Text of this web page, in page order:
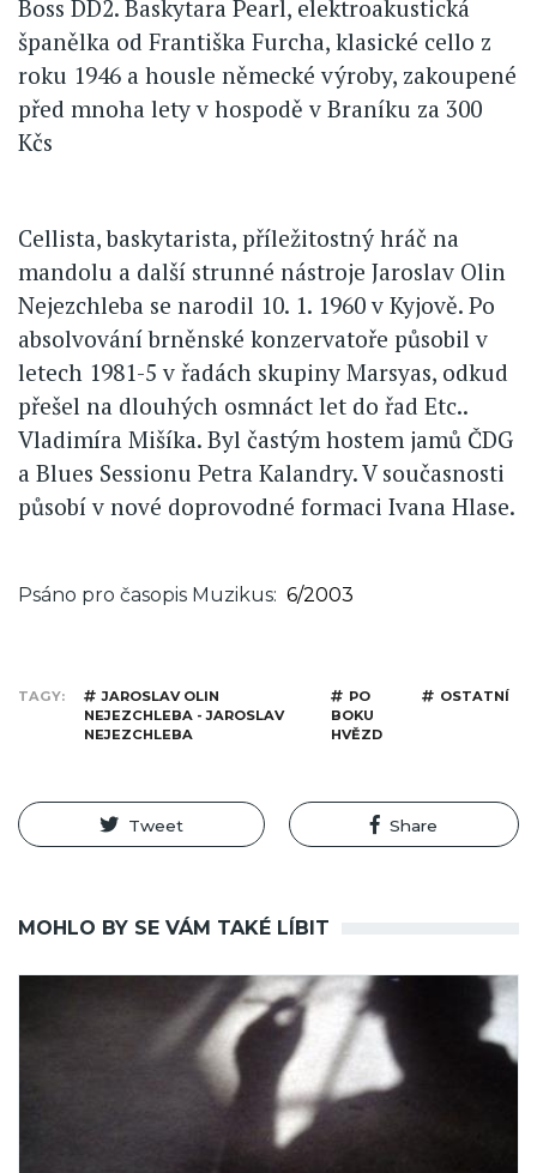
Boss DD2. Baskytara Pearl, elektroakustická
španělka od Františka Furcha, klasické cello z
roku 1946 a housle německé výroby, zakoupené
před mnoha lety v hospodě v Braníku za 300
Kčs
Cellista, baskytarista, příležitostný hráč na
mandolu a další strunné nástroje Jaroslav Olin
Nejezchleba se narodil 10. 1. 1960 v Kyjově. Po
absolvování brněnské konzervatoře působil v
letech 1981-5 v řadách skupiny Marsyas, odkud
přešel na dlouhých osmnáct let do řad Etc..
Vladimíra Mišíka. Byl častým hostem jamů ČDG
a Blues Sessionu Petra Kalandry. V současnosti
působí v nové doprovodné formaci Ivana Hlase.
Psáno pro časopis Muzikus 6/2003
TAGY
JAROSLAV OLIN
NEJEZCHLEBA - JAROSLAV
NEJEZCHLEBA
PO
BOKU
HVĚZD
OSTATNÍ
Tweet Share
MOHLO BY SE VÁM TAKÉ LÍBIT